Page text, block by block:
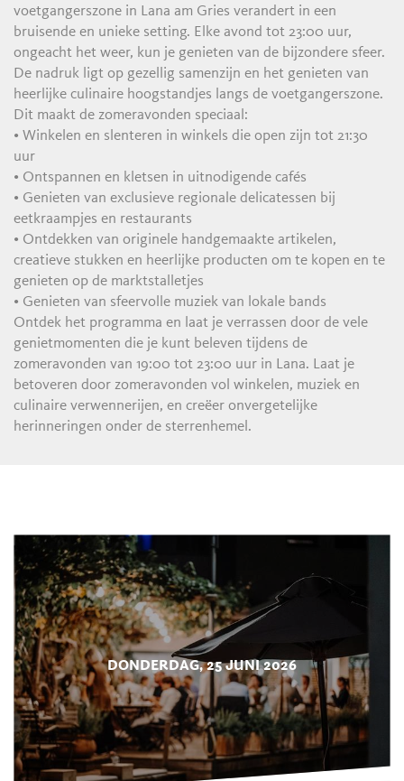
voetgangerszone in Lana am Gries verandert in een
bruisende en unieke setting. Elke avond tot 23:00 uur,
ongeacht het weer, kun je genieten van de bijzondere sfeer.
De nadruk ligt op gezellig samenzijn en het genieten van
heerlijke culinaire hoogstandjes langs de voetgangerszone.
Dit maakt de zomeravonden speciaal:
• Winkelen en slenteren in winkels die open zijn tot 21:30
uur
• Ontspannen en kletsen in uitnodigende cafés
• Genieten van exclusieve regionale delicatessen bij
eetkraampjes en restaurants
• Ontdekken van originele handgemaakte artikelen,
creatieve stukken en heerlijke producten om te kopen en te
genieten op de marktstalletjes
• Genieten van sfeervolle muziek van lokale bands
Ontdek het programma en laat je verrassen door de vele
genietmomenten die je kunt beleven tijdens de
zomeravonden van 19:00 tot 23:00 uur in Lana. Laat je
betoveren door zomeravonden vol winkelen, muziek en
culinaire verwennerijen, en creëer onvergetelijke
herinneringen onder de sterrenhemel.
DONDERDAG, 25 JUNI 2026